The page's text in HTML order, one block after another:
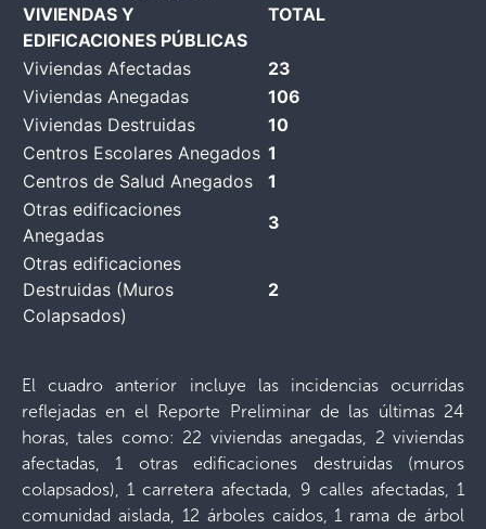
VIVIENDAS Y
EDIFICACIONES PÚBLICAS
TOTAL
Viviendas Afectadas
23
Viviendas Anegadas
106
Viviendas Destruidas
10
Centros Escolares Anegados 1
Centros de Salud Anegados
1
Otras edificaciones
Anegadas
3
Otras edificaciones
Destruidas (Muros
Colapsados)
2
El cuadro anterior incluye las incidencias ocurridas
reflejadas en el Reporte Preliminar de las últimas 24
horas, tales como: 22 viviendas anegadas, 2 viviendas
afectadas, 1 otras edificaciones destruidas (muros
colapsados), 1 carretera afectada, 9 calles afectadas, 1
comunidad aislada, 12 árboles caídos, 1 rama de árbol